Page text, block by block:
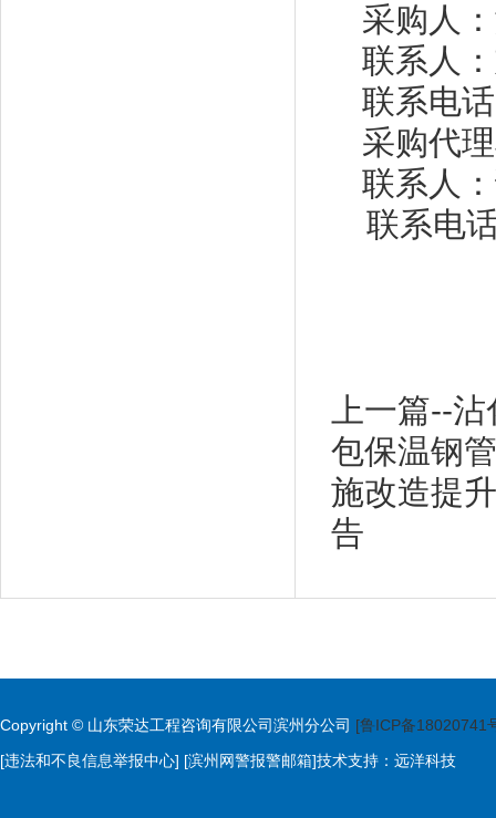
采购人
联系人
联系电
采购代
联系人
联系电
上一篇--
包保温钢
施改造提
告
Copyright © 山东荣达工程咨询有限公司滨州分公司 [鲁ICP备18020741
[违法和不良信息举报中心] [滨州网警报警邮箱]技术支持： 远洋科技